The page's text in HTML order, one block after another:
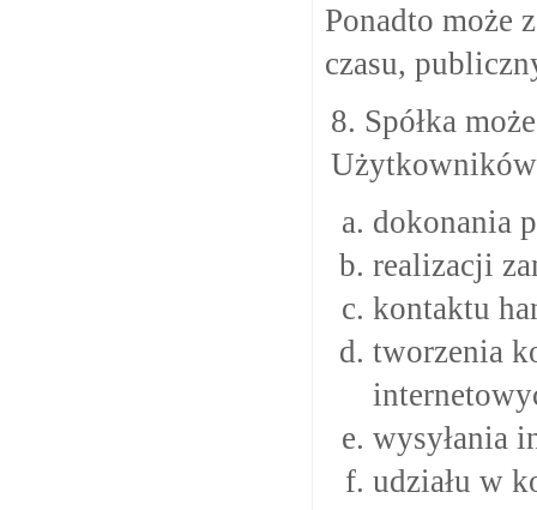
Ponadto może
czasu,
8. Spółka
dokonania
realizacji
kontaktu
tworzenia
wysyłania
udziału w